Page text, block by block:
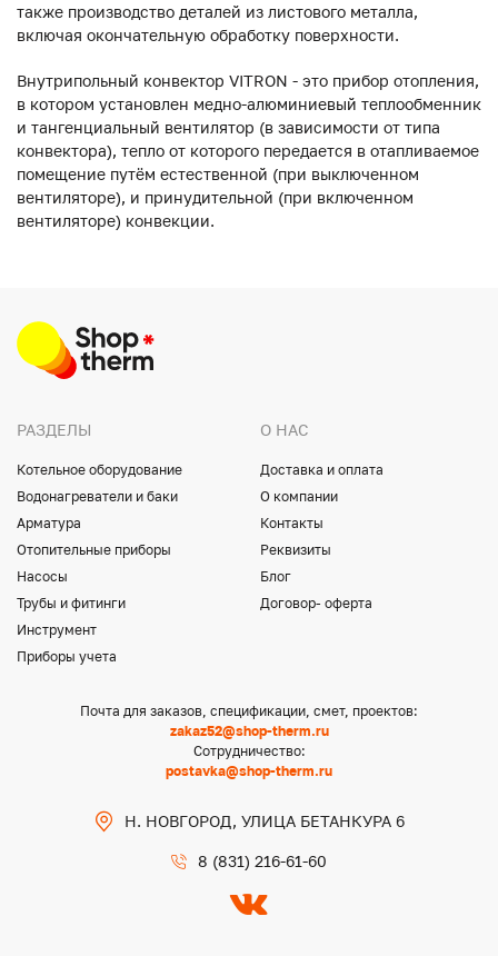
также производство деталей из листового металла,
включая окончательную обработку поверхности.
Внутрипольный конвектор VITRON - это прибор отопления,
в котором установлен медно-алюминиевый теплообменник
и тангенциальный вентилятор (в зависимости от типа
конвектора), тепло от которого передается в отапливаемое
помещение путём естественной (при выключенном
вентиляторе), и принудительной (при включенном
вентиляторе) конвекции.
РАЗДЕЛЫ
Котельное оборудование
Водонагреватели и баки
Арматура
Отопительные приборы
Насосы
Трубы и фитинги
Инструмент
Приборы учета
О НАС
Доставка и оплата
О компании
Контакты
Реквизиты
Блог
Договор- оферта
Почта для заказов, спецификации, смет, проектов:
zakaz52@shop-therm.ru
Сотрудничество:
postavka@shop-therm.ru
Н. НОВГОРОД, УЛИЦА БЕТАНКУРА 6
8 (831) 216-61-60